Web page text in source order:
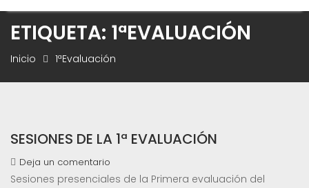
ETIQUETA: 1ªEVALUACIÓN
Inicio 1ªEvaluación
SESIONES DE LA 1ª EVALUACIÓN
Deja un comentario
Sesiones presenciales de la Primera evaluación del